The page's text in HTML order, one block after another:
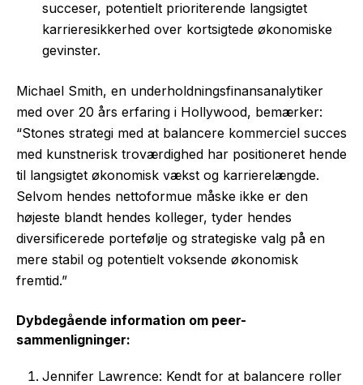
succeser, potentielt prioriterende langsigtet
karrieresikkerhed over kortsigtede økonomiske
gevinster.
Michael Smith, en underholdningsfinansanalytiker
med over 20 års erfaring i Hollywood, bemærker:
“Stones strategi med at balancere kommerciel succes
med kunstnerisk troværdighed har positioneret hende
til langsigtet økonomisk vækst og karrierelængde.
Selvom hendes nettoformue måske ikke er den
højeste blandt hendes kolleger, tyder hendes
diversificerede portefølje og strategiske valg på en
mere stabil og potentielt voksende økonomisk
fremtid.”
Dybdegående information om peer-
sammenligninger:
Jennifer Lawrence: Kendt for at balancere roller